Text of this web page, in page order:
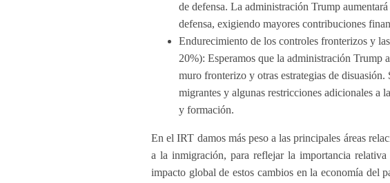
de defensa. La administración Trump
defensa, exigiendo mayores contribuciones
Endurecimiento de los controles fronterizos y
20%): Esperamos que la administración Trump
muro fronterizo y otras estrategias de
migrantes y algunas restricciones adicionales a
y formación.
En el IRT damos más peso a las principales áreas
a la inmigración, para reflejar la importancia
impacto global de estos cambios en la economía del